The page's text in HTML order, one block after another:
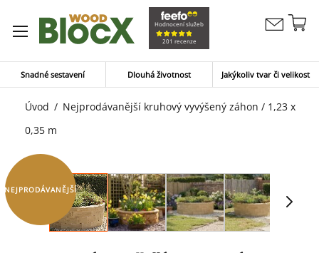
Hodnocení služeb
201 recenze
Kontaktujte
Snadné sestavení Dlouhá životnost Jakýkoliv tvar či velikost
Úvod
Nejprodávanější kruhový vyvýšený záhon / 1,23 x
0,35 m
NEJPRODÁVANĚJŠÍ